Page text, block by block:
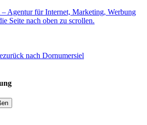
Agentur für Internet, Marketing, Werbung
Seite nach oben zu scrollen.
zurück nach Dornumersiel